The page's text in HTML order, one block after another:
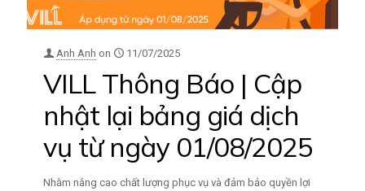
Anh Anh on 11/07/2025
VILL Thông Báo | Cập
nhật lại bảng giá dịch
vụ từ ngày 01/08/2025
Nhằm nâng cao chất lượng phục vụ và đảm bảo quyền lợi